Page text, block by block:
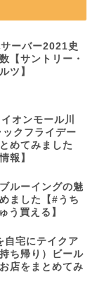
ーバー2021史
【サントリー・
ツ】
オンモール川
クフライデー
めてみました
報】
ルーイングの魅
ました【#うち
う買える】
自宅にテイクア
ち帰り）ビール
店をまとめてみ